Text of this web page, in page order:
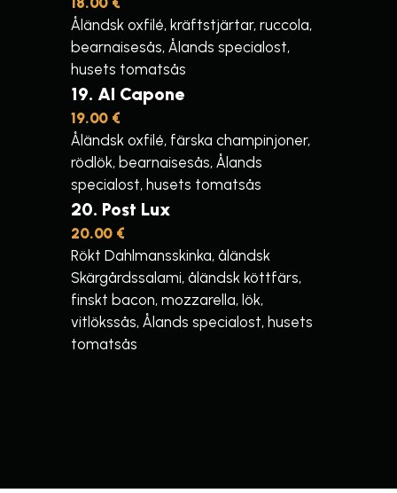
Åländsk oxfilé, kräftstjärtar, ruccola,
bearnaisesås, Ålands specialost,
husets tomatsås
19 Al Capone
19.00 €
Åländsk oxfilé, färska champinjoner,
rödlök, bearnaisesås, Ålands
specialost, husets tomatsås
20 Post Lux
20.00 €
Rökt Dahlmansskinka, åländsk
Skärgårdssalami, åländsk köttfärs,
finskt bacon, mozzarella, lök,
vitlökssås, Ålands specialost, husets
tomatsås